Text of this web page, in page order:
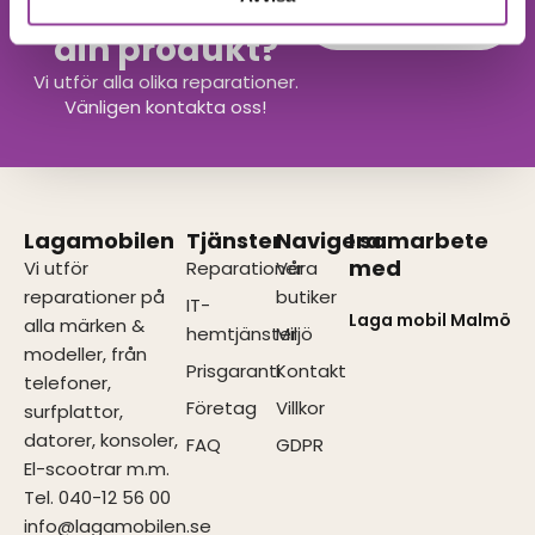
Hittar du inte
din produkt?
Vi utför alla olika reparationer.
Vänligen kontakta oss!
Kontakta oss
Lagamobilen
Vi utför
reparationer på
alla märken &
modeller, från
telefoner,
surfplattor,
datorer, konsoler,
El-scootrar m.m.
Tel. 040-12 56 00
info@lagamobilen.se
Tjänster
Reparationer
IT-
hemtjänster
Prisgaranti
Företag
FAQ
Navigera
Våra
butiker
Miljö
Kontakt
Villkor
GDPR
I samarbete
med
Laga mobil Malmö